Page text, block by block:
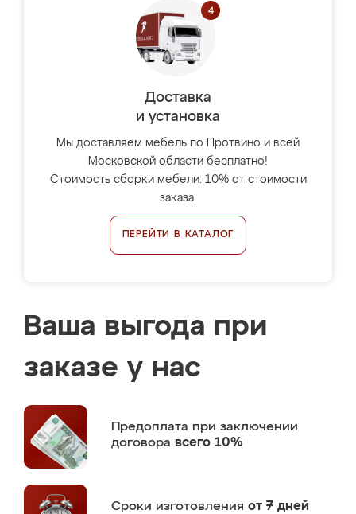
Доставка
и установка
Мы доставляем мебель по Протвино и всей
Московской области бесплатно!
Стоимость сборки мебели: 10% от стоимости
заказа.
ПЕРЕЙТИ В КАТАЛОГ
Ваша выгода при
заказе у нас
Предоплата при заключении
договора всего 10%
Сроки изготовления от 7 дней